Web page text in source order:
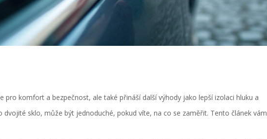
pro komfort a bezpečnost, ale také přináší další výhody jako lepší izolaci hluku a
dvojité sklo, může být jednoduché, pokud víte, na co se zaměřit. Tento článek vám